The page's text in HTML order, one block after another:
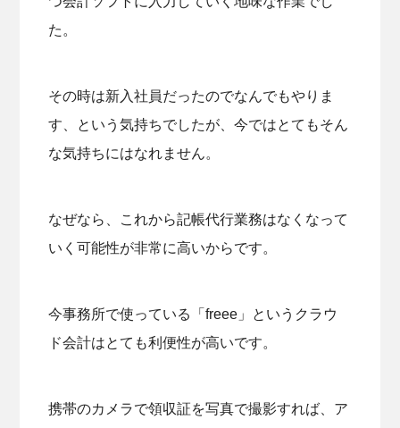
た。
その時は新入社員だったのでなんでもやりま
す、という気持ちでしたが、今ではとてもそん
な気持ちにはなれません。
なぜなら、これから記帳代行業務はなくなって
いく可能性が非常に高いからです。
今事務所で使っている「freee」というクラウ
ド会計はとても利便性が高いです。
携帯のカメラで領収証を写真で撮影すれば、ア